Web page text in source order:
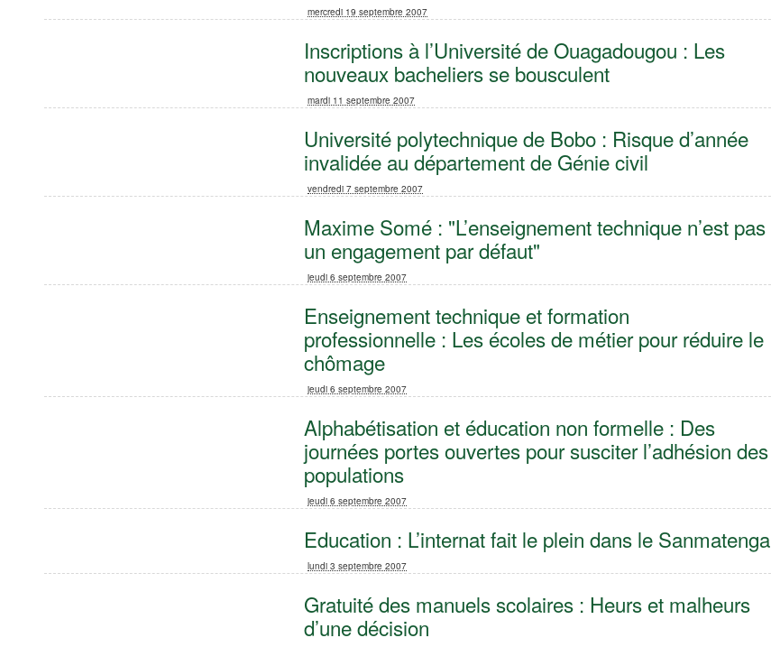
mercredi 19 septembre 2007
Inscriptions à l’Université de Ouagadougou : Les
nouveaux bacheliers se bousculent
mardi 11 septembre 2007
Université polytechnique de Bobo : Risque d’année
invalidée au département de Génie civil
vendredi 7 septembre 2007
Maxime Somé : "L’enseignement technique n’est pas
un engagement par défaut"
jeudi 6 septembre 2007
Enseignement technique et formation
professionnelle : Les écoles de métier pour réduire le
chômage
jeudi 6 septembre 2007
Alphabétisation et éducation non formelle : Des
journées portes ouvertes pour susciter l’adhésion des
populations
jeudi 6 septembre 2007
Education : L’internat fait le plein dans le Sanmatenga
lundi 3 septembre 2007
Gratuité des manuels scolaires : Heurs et malheurs
d’une décision